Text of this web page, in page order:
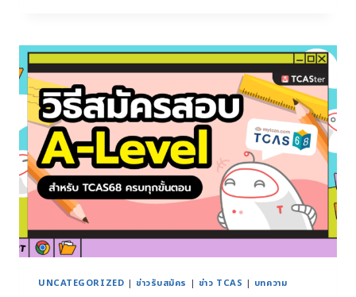
UNCATEGORIZED | ข่าวรับสมัคร | ข่าว TCAS | บทความ